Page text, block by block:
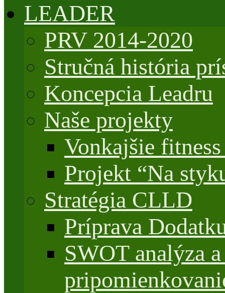
LEADER
PRV 2014-2020
Stručná história
Koncepcia Leadru
Naše projekty
Vonkajšie
Projekt “Na
Stratégia CLLD
Príprava
SWOT analýza